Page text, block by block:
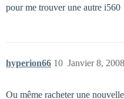
pour me trouver une autre i560
hyperion66 Janvier 8,
10
Ou même racheter une